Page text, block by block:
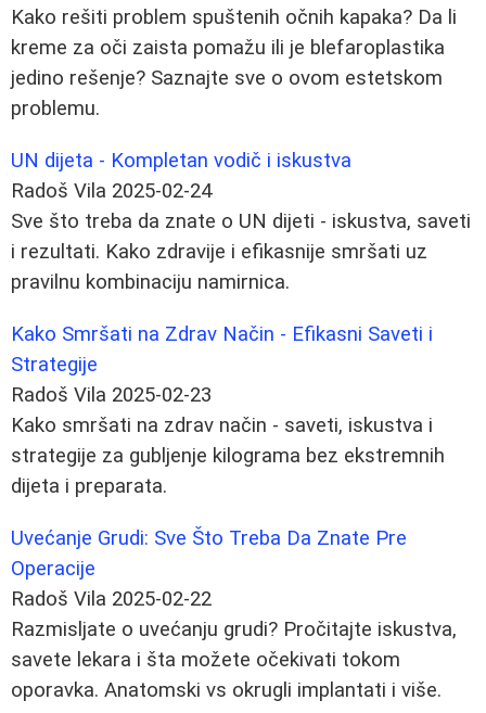
Kako rešiti problem spuštenih očnih kapaka? Da li
kreme za oči zaista pomažu ili je blefaroplastika
jedino rešenje? Saznajte sve o ovom estetskom
problemu.
UN dijeta - Kompletan vodič i iskustva
Radoš Vila 2025-02-24
Sve što treba da znate o UN dijeti - iskustva, saveti
i rezultati. Kako zdravije i efikasnije smršati uz
pravilnu kombinaciju namirnica.
Kako Smršati na Zdrav Način - Efikasni Saveti i
Strategije
Radoš Vila 2025-02-23
Kako smršati na zdrav način - saveti, iskustva i
strategije za gubljenje kilograma bez ekstremnih
dijeta i preparata.
Uvećanje Grudi: Sve Što Treba Da Znate Pre
Operacije
Radoš Vila 2025-02-22
Razmisljate o uvećanju grudi? Pročitajte iskustva,
savete lekara i šta možete očekivati tokom
oporavka. Anatomski vs okrugli implantati i više.